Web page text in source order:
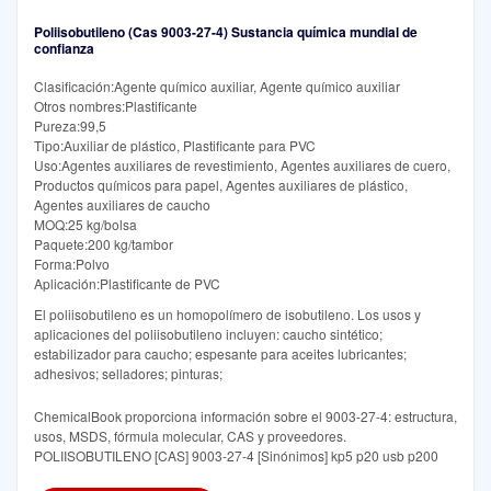
Poliisobutileno (Cas 9003-27-4) Sustancia química mundial de
confianza
Clasificación:Agente químico auxiliar, Agente químico auxiliar
Otros nombres:Plastificante
Pureza:99,5
Tipo:Auxiliar de plástico, Plastificante para PVC
Uso:Agentes auxiliares de revestimiento, Agentes auxiliares de cuero,
Productos químicos para papel, Agentes auxiliares de plástico,
Agentes auxiliares de caucho
MOQ:25 kg/bolsa
Paquete:200 kg/tambor
Forma:Polvo
Aplicación:Plastificante de PVC
El poliisobutileno es un homopolímero de isobutileno. Los usos y
aplicaciones del poliisobutileno incluyen: caucho sintético;
estabilizador para caucho; espesante para aceites lubricantes;
adhesivos; selladores; pinturas;
ChemicalBook proporciona información sobre el 9003-27-4: estructura,
usos, MSDS, fórmula molecular, CAS y proveedores.
POLIISOBUTILENO [CAS] 9003-27-4 [Sinónimos] kp5 p20 usb p200